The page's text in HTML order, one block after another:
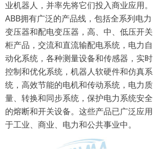
业机器人，并率先将它们投入商业应用。
ABB拥有广泛的产品线，包括全系列电力
变压器和配电变压器，高、中、低压开关
柜产品，交流和直流输配电系统，电力自
动化系统，各种测量设备和传感器，实时
控制和优化系统，机器人软硬件和仿真系
统，高效节能的电机和传动系统，电力质
量、转换和同步系统，保护电力系统安全
的熔断和开关设备。这些产品已广泛应用
于工业、商业、电力和公共事业中。